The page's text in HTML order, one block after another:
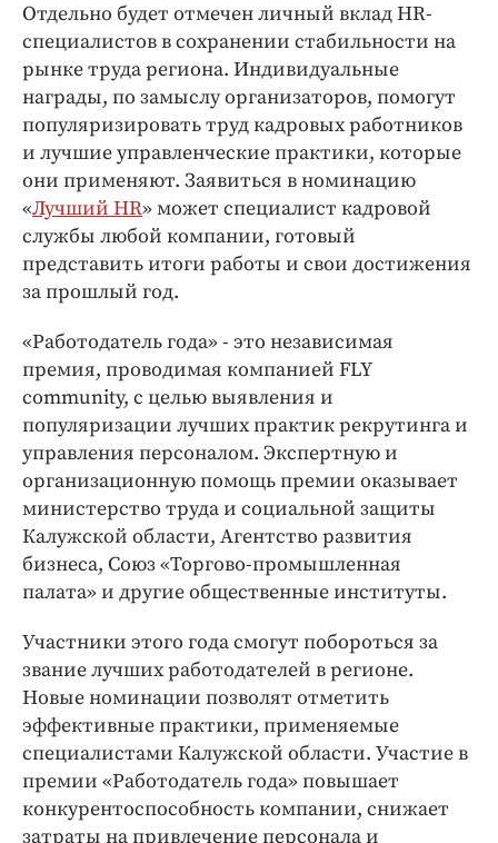
Отдельно будет отмечен личный вклад HR-
специалистов в сохранении стабильности на
рынке труда региона. Индивидуальные
награды, по замыслу организаторов, помогут
популяризировать труд кадровых работников
и лучшие управленческие практики, которые
они применяют. Заявиться в номинацию
«Лучший HR» может специалист кадровой
службы любой компании, готовый
представить итоги работы и свои достижения
за прошлый год.
«Работодатель года» - это независимая
премия, проводимая компанией FLY
community, с целью выявления и
популяризации лучших практик рекрутинга и
управления персоналом. Экспертную и
организационную помощь премии оказывает
министерство труда и социальной защиты
Калужской области, Агентство развития
бизнеса, Союз «Торгово-промышленная
палата» и другие общественные институты.
Участники этого года смогут побороться за
звание лучших работодателей в регионе.
Новые номинации позволят отметить
эффективные практики, применяемые
специалистами Калужской области. Участие в
премии «Работодатель года» повышает
конкурентоспособность компании, снижает
затраты на привлечение персонала и